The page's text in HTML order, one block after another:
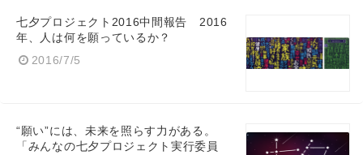
七夕プロジェクト2016中間報告 2016
年、人は何を願っているか？
2016/7/5
“願い”には、未来を照らす力がある。
「みんなの七夕プロジェクト実行委員